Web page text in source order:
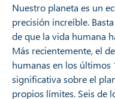
Nuestro planeta es un
precisión increíble.
de que la vida humana
Más recientemente, el
humanas en los
significativa sobre el
propios límites. Seis de